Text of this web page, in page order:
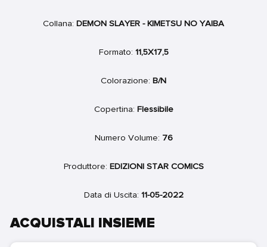
Collana: DEMON SLAYER - KIMETSU NO YAIBA
Formato: 11,5X17,5
Colorazione: B/N
Copertina: Flessibile
Numero Volume: 76
Produttore: EDIZIONI STAR COMICS
Data di Uscita: 11-05-2022
ACQUISTALI INSIEME